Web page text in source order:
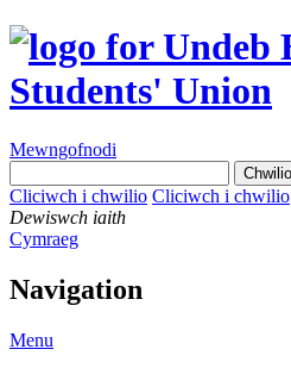
Mewngofnodi
Cliciwch i chwilio Cliciwch i chwilio
Dewiswch iaith
Cymraeg
Navigation
Menu